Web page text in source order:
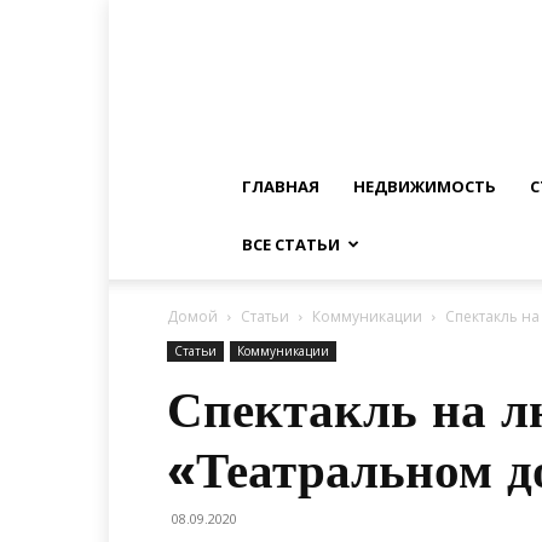
ГЛАВНАЯ НЕДВИЖИМОСТЬ
ВСЕ СТАТЬИ
Домой Статьи Коммуникации Спектакль
Статьи Коммуникации
Спектакль на
«Театральном
08.09.2020